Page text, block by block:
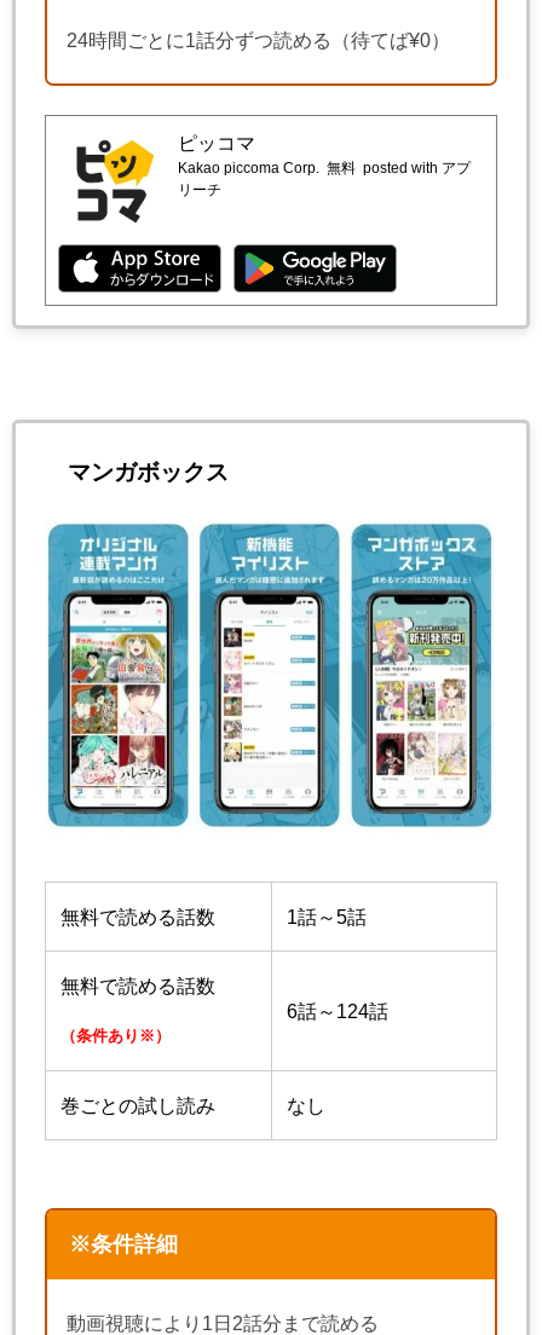
24時間ごとに1話分ずつ読める（待てば¥0）
ピッコマ
Kakao piccoma Corp. 無料 posted with アプ
リーチ
マンガボックス
無料で読める話数 1話～5話
無料で読める話数
（条件あり※）
6話～124話
巻ごとの試し読み なし
※条件詳細
動画視聴により1日2話分まで読める